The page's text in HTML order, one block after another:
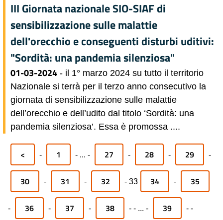
III Giornata nazionale SIO-SIAF di
sensibilizzazione sulle malattie
dell'orecchio e conseguenti disturbi uditivi:
"Sordità: una pandemia silenziosa"
01-03-2024 - il 1° marzo 2024 su tutto il territorio
Nazionale si terrà per il terzo anno consecutivo la
giornata di sensibilizzazione sulle malattie
dell’orecchio e dell’udito dal titolo ‘Sordità: una
pandemia silenziosa’. Essa è promossa ....
< - 1 - ... - 27 - 28 - 29 -
30 - 31 - 32 - 33 34 - 35
- 36 - 37 - 38 - - ... - 39 - -